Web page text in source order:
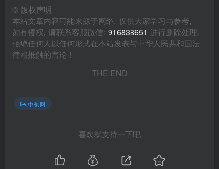
© 版权声明
本站文章内容可能来源于网络, 仅供大家学习与参考,
如有侵权, 请联系客服微信: 916838651 进行删除处理。
拒绝任何人以任何形式在本站发表与中华人民共和国法
律相抵触的言论！
THE END
中创网
喜欢就支持一下吧